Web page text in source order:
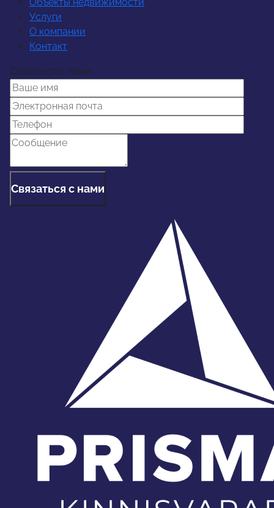
Услуги
О компании
Контакт
Связаться с нами
Связаться с нами